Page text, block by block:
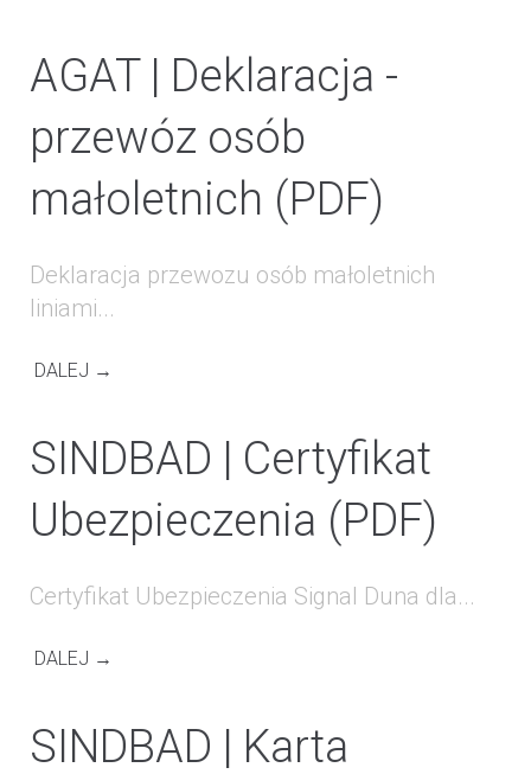
AGAT | Deklaracja -
przewóz osób
małoletnich (PDF)
Deklaracja przewozu osób małoletnich
liniami...
DALEJ →
SINDBAD | Certyfikat
Ubezpieczenia (PDF)
Certyfikat Ubezpieczenia Signal Duna dla...
DALEJ →
SINDBAD | Karta